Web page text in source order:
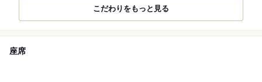
こだわりをもっと見る
座席